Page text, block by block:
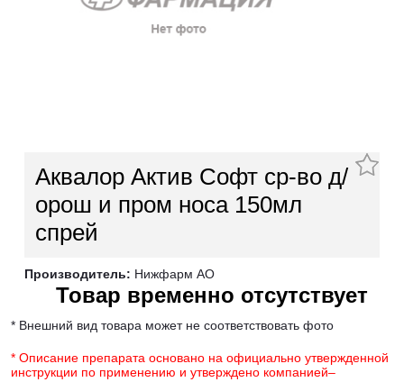
Аквалор Актив Софт ср-во д/
орош и пром носа 150мл
спрей
Производитель: Нижфарм АО
Товар временно отсутствует
* Внешний вид товара может не соответствовать фото
* Описание препарата основано на официально утвержденной
инструкции по применению и утверждено компанией–